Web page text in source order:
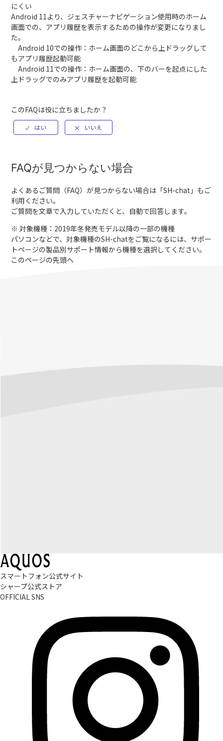
にくい
Android 11より、ジェスチャーナビゲーション使用時のホーム
画面での、アプリ履歴を表示するための操作が変更になりまし
た。
Android 10での操作：ホーム画面のどこから上ドラッグして
もアプリ履歴起動可能
Android 11での操作：ホーム画面の、下のバーを起点にした
上ドラッグでのみアプリ履歴を起動可能
このFAQは役に立ちましたか？
FAQが見つからない場合
よくあるご質問（FAQ）が見つからない場合は「SH-chat 」もご
利用ください。
ご質問を文章で入力していただくと、自動で回答します。
※ 対象機種：2019年冬発売モデル以降の一部の機種
パソコンなどで、対象機種のSH-chatをご覧になるには、サポー
トページの製品別サポート情報から機種を選択してください。
このページの先頭へ
スマートフォン公式サイト
シャープ公式ストア
OFFICIAL SNS